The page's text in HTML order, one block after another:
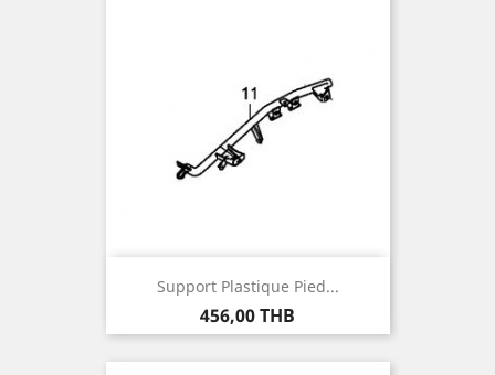
Support Plastique Pied...
Prix
456,00 THB